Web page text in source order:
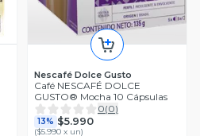
Nescafé Dolce Gusto
Café NESCAFÉ DOLCE
GUSTO® Mocha 10 Cápsulas
0(0)
13% $5.990
($5.990 x un)